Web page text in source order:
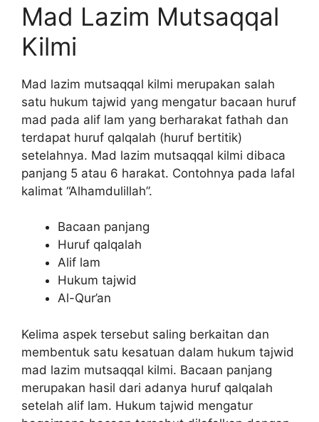
Mad Lazim Mutsaqqal
Kilmi
Mad lazim mutsaqqal kilmi merupakan salah
satu hukum tajwid yang mengatur bacaan huruf
mad pada alif lam yang berharakat fathah dan
terdapat huruf qalqalah (huruf bertitik)
setelahnya. Mad lazim mutsaqqal kilmi dibaca
panjang 5 atau 6 harakat. Contohnya pada lafal
kalimat “Alhamdulillah”.
Bacaan panjang
Huruf qalqalah
Alif lam
Hukum tajwid
Al-Qur’an
Kelima aspek tersebut saling berkaitan dan
membentuk satu kesatuan dalam hukum tajwid
mad lazim mutsaqqal kilmi. Bacaan panjang
merupakan hasil dari adanya huruf qalqalah
setelah alif lam. Hukum tajwid mengatur